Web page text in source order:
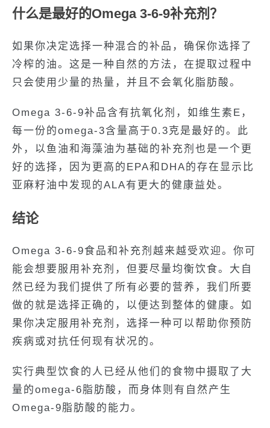
什么是最好的Omega 3-6-9补充剂？
如果你决定选择一种混合的补品，确保你选择了
冷榨的油。这是一种自然的方法，在提取过程中
只会使用少量的热量，并且不会氧化脂肪酸。
Omega 3-6-9补品含有抗氧化剂，如维生素E，
每一份的omega-3含量高于0.3克是最好的。此
外，以鱼油和海藻油为基础的补充剂也是一个更
好的选择，因为更高的EPA和DHA的存在显示比
亚麻籽油中发现的ALA有更大的健康益处。
结论
Omega 3-6-9食品和补充剂越来越受欢迎。你可
能会想要服用补充剂，但要尽量均衡饮食。大自
然已经为我们提供了所有必要的营养，我们所要
做的就是选择正确的，以便达到整体的健康。如
果你决定服用补充剂，选择一种可以帮助你预防
疾病或对抗任何现有状况的。
实行典型饮食的人已经从他们的食物中摄取了大
量的omega-6脂肪酸，而身体则有自然产生
Omega-9脂肪酸的能力。